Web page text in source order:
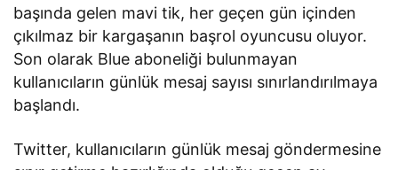
başında gelen mavi tik, her geçen gün içinden
çıkılmaz bir kargaşanın başrol oyuncusu oluyor.
Son olarak Blue aboneliği bulunmayan
kullanıcıların günlük mesaj sayısı sınırlandırılmaya
başlandı.
Twitter, kullanıcıların günlük mesaj göndermesine